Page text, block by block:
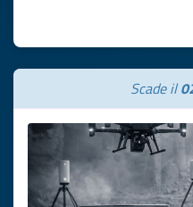
Scade il